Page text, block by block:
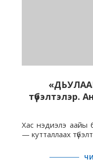
түбэлтэлэр.
Хас нэдиэлэ аайы
— кутталлаах